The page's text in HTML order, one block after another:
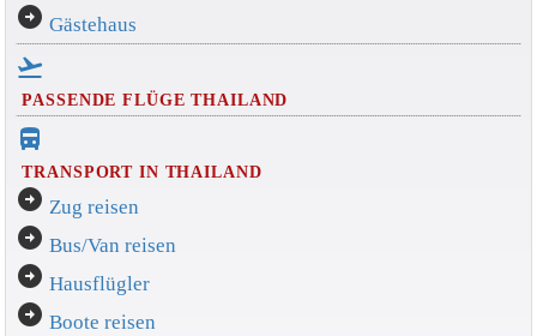
arrow_circle_right Gästehaus
flight_takeoff
PASSENDE FLÜGE THAILAND
directions_bus_filled
TRANSPORT IN THAILAND
arrow_circle_right Zug reisen
arrow_circle_right Bus/Van reisen
arrow_circle_right Hausflügler
arrow_circle_right Boote reisen